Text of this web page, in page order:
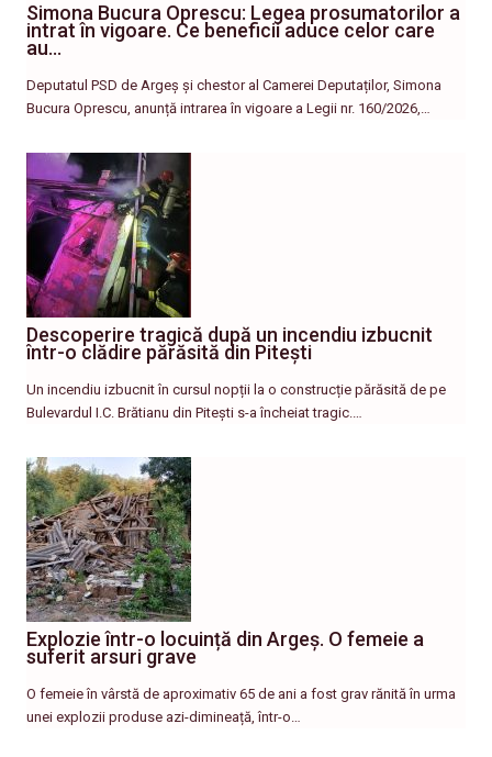
Simona Bucura Oprescu: Legea prosumatorilor a
intrat în vigoare. Ce beneficii aduce celor care
au…
Deputatul PSD de Argeș și chestor al Camerei Deputaților, Simona
Bucura Oprescu, anunță intrarea în vigoare a Legii nr. 160/2026,…
Descoperire tragică după un incendiu izbucnit
într-o clădire părăsită din Pitești
Un incendiu izbucnit în cursul nopții la o construcție părăsită de pe
Bulevardul I.C. Brătianu din Pitești s-a încheiat tragic.…
Explozie într-o locuință din Argeș. O femeie a
suferit arsuri grave
O femeie în vârstă de aproximativ 65 de ani a fost grav rănită în urma
unei explozii produse azi-dimineață, într-o…